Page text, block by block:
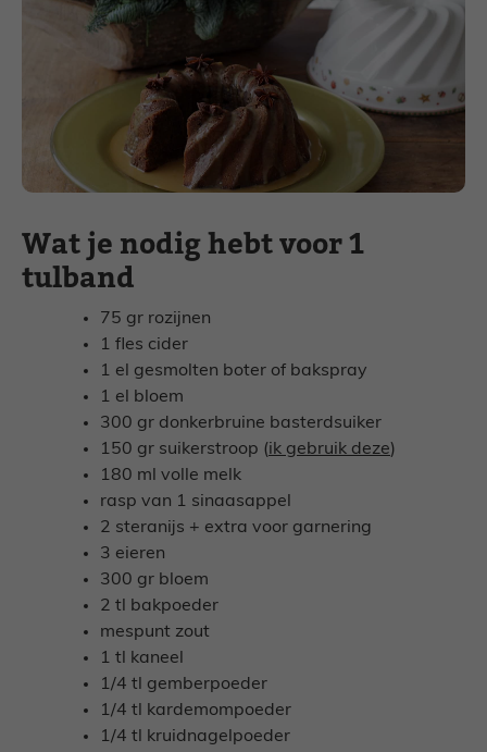
Wat je nodig hebt voor 1
tulband
75 gr rozijnen
1 fles cider
1 el gesmolten boter of bakspray
1 el bloem
300 gr donkerbruine basterdsuiker
150 gr suikerstroop (ik gebruik deze)
180 ml volle melk
rasp van 1 sinaasappel
2 steranijs + extra voor garnering
3 eieren
300 gr bloem
2 tl bakpoeder
mespunt zout
1 tl kaneel
1/4 tl gemberpoeder
1/4 tl kardemompoeder
1/4 tl kruidnagelpoeder